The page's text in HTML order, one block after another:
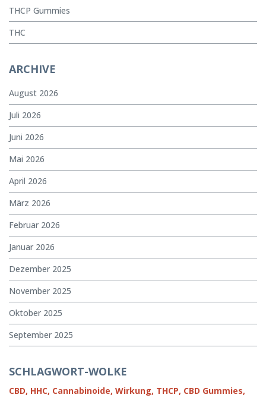
THCP Gummies
THC
ARCHIVE
August 2026
Juli 2026
Juni 2026
Mai 2026
April 2026
März 2026
Februar 2026
Januar 2026
Dezember 2025
November 2025
Oktober 2025
September 2025
SCHLAGWORT-WOLKE
CBD, HHC, Cannabinoide, Wirkung, THCP, CBD Gummies,